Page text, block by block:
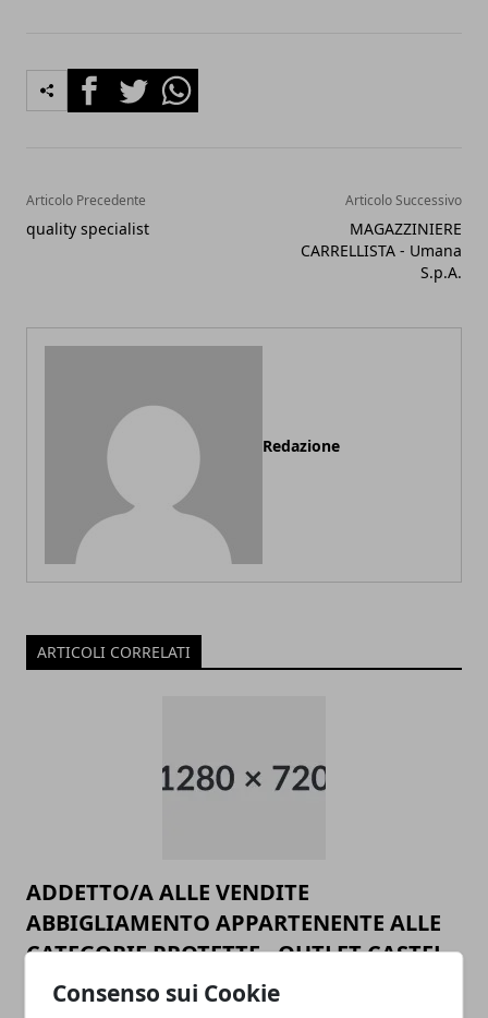
Consenso sui Cookie
FacebookTwitterWhatsapp
Articolo Precedente
quality specialist
Articolo Successivo
MAGAZZINIERE
CARRELLISTA - Umana
S.p.A.
Redazione
ARTICOLI CORRELATI
ADDETTO/A ALLE VENDITE
ABBIGLIAMENTO APPARTENENTE ALLE
CATEGORIE PROTETTE - OUTLET CASTEL
ROMANO